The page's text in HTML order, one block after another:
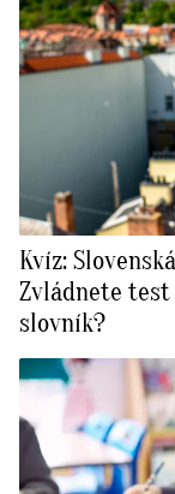
Kvíz:
Zvládnete
slovník?